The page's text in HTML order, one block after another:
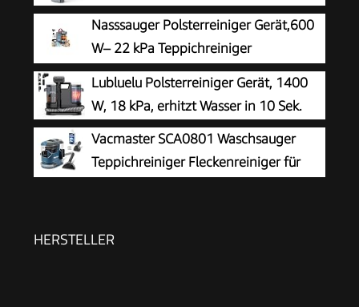
Waschsauger
Nasssauger Polsterreiniger Gerät,600
W– 22 kPa Teppichreiniger
Waschsauger
Lubluelu Polsterreiniger Gerät, 1400
W, 18 kPa, erhitzt Wasser in 10 Sek.
Vacmaster SCA0801 Waschsauger
Teppichreiniger Fleckenreiniger für
Saugkraft Wasser Waschen Dekontamination |
HERSTELLER